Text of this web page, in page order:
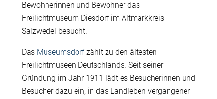
Bewohnerinnen und Bewohner das
Freilichtmuseum Diesdorf im Altmarkkreis
Salzwedel besucht.
Das Museumsdorfzählt zu den ältesten
Freilichtmuseen Deutschlands. Seit seiner
Gründung im Jahr 1911 lädt es Besucherinnen und
Besucher dazu ein, in das Landleben vergangener